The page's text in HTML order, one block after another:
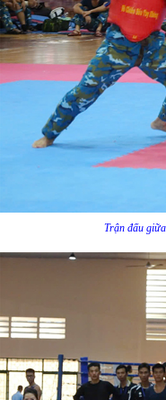
Trận đấu